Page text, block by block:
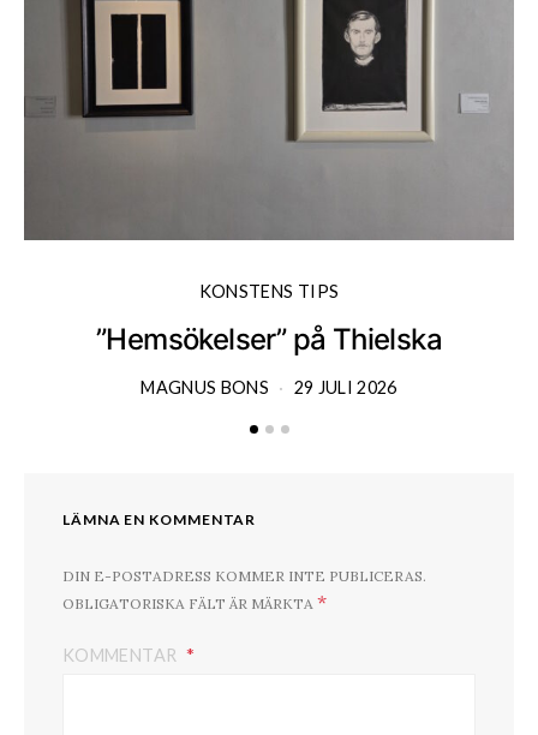
KONSTENS TIPS
”Hemsökelser” på Thielska
MAGNUS BONS 29 JULI 2026
LÄMNA EN KOMMENTAR
DIN E-POSTADRESS KOMMER INTE PUBLICERAS.
OBLIGATORISKA FÄLT ÄR MÄRKTA *
KOMMENTAR